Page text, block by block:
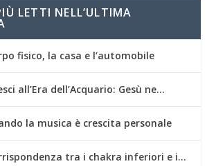
LETTI NELL’ULTIMA
fisico, la casa e l’automobile
all’Era dell’Acquario: Gesù ne…
la musica è crescita personale
tra i chakra inferiori e i…